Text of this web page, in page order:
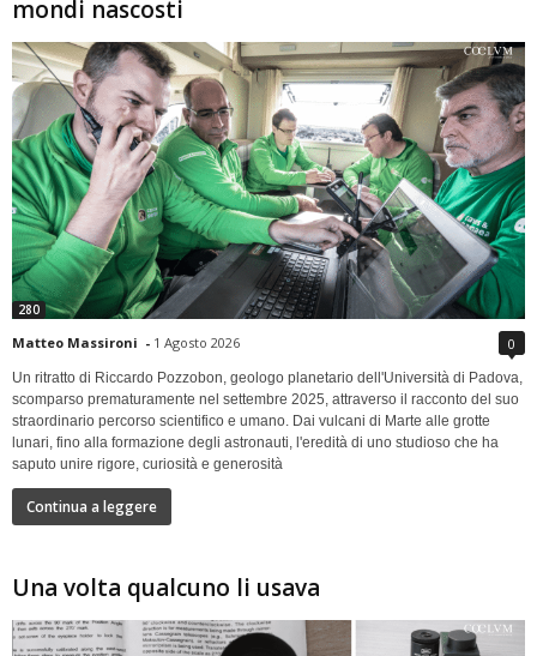
mondi nascosti
280
Matteo Massironi - 1 Agosto 2026 0
Un ritratto di Riccardo Pozzobon, geologo planetario dell'Università di Padova,
scomparso prematuramente nel settembre 2025, attraverso il racconto del suo
straordinario percorso scientifico e umano. Dai vulcani di Marte alle grotte
lunari, fino alla formazione degli astronauti, l'eredità di uno studioso che ha
saputo unire rigore, curiosità e generosità
Continua a leggere
Una volta qualcuno li usava